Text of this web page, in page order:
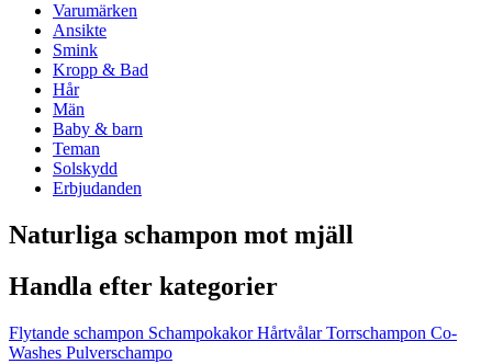
Varumärken
Ansikte
Smink
Kropp & Bad
Hår
Män
Baby & barn
Teman
Solskydd
Erbjudanden
Naturliga schampon mot mjäll
Handla efter kategorier
Flytande schampon Schampokakor Hårtvålar Torrschampon Co-
Washes Pulverschampo